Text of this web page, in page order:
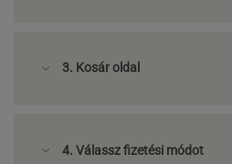
3. Kosár oldal
4. Válassz fizetési módot